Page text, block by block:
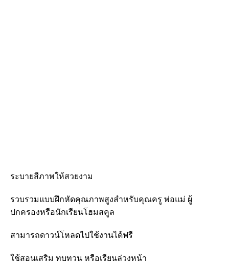
ระบายสีภาพให้สวยงาม
รวบรวมแบบฝึกหัดคุณภาพสูงสำหรับคุณครู พ่อแม่ ผู้
ปกครองหรือนักเรียนโฮมสคูล
สามารถดาวน์โหลดไปใช้งานได้ฟรี
ใช้สอนเสริม ทบทวน หรือเรียนล่วงหน้า